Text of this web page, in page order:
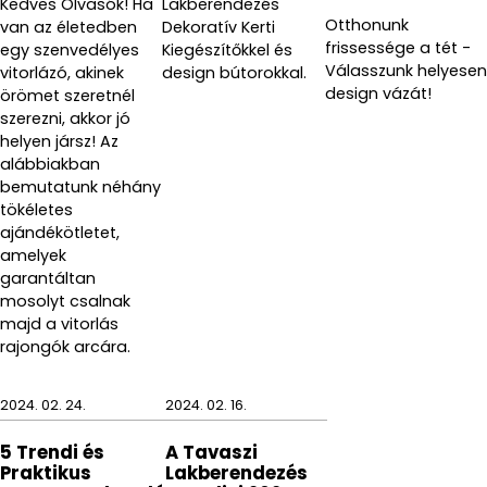
Kedves Olvasók! Ha
van az életedben
egy szenvedélyes
vitorlázó, akinek
örömet szeretnél
szerezni, akkor jó
helyen jársz! Az
alábbiakban
bemutatunk néhány
tökéletes
ajándékötletet,
amelyek
garantáltan
mosolyt csalnak
majd a vitorlás
rajongók arcára.
Lakberendezés
Dekoratív Kerti
Kiegészítőkkel és
design bútorokkal.
Otthonunk
frissessége a tét -
Válasszunk helyesen
design vázát!
2024. 02. 24.
5 Trendi és
Praktikus
2024. 02. 16.
A Tavaszi
Lakberendezés